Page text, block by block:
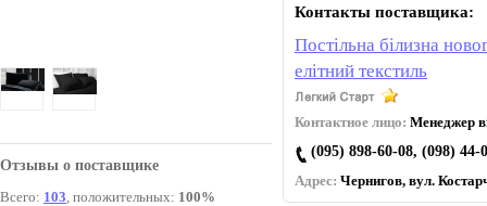
Отзывы о поставщике
Всего: 103, положительных: 100%
Контакты поставщика:
Постільна білизна
елітний текстиль
Контактное лицо: Менеджер
(095) 898-60-08, (098) 44-
Адрес: Чернигов, вул.